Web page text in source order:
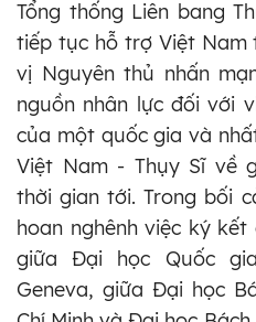
Tổng thống Liên bang
tiếp tục hỗ trợ Việt Nam
vị Nguyên thủ nhấn
nguồn nhân lực đối với
của một quốc gia và
Việt Nam - Thụy Sĩ về
thời gian tới. Trong bối
hoan nghênh việc ký
giữa Đại học Quốc
Geneva, giữa Đại học